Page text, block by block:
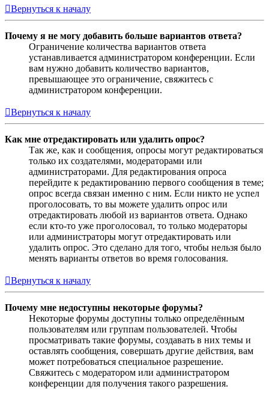
Вернуться к началу
Почему я не могу добавить больше вариантов ответа?
Ограничение количества вариантов ответа
устанавливается администратором конференции. Если
вам нужно добавить количество вариантов,
превышающее это ограничение, свяжитесь с
администратором конференции.
Вернуться к началу
Как мне отредактировать или удалить опрос?
Так же, как и сообщения, опросы могут редактироваться
только их создателями, модераторами или
администраторами. Для редактирования опроса
перейдите к редактированию первого сообщения в теме;
опрос всегда связан именно с ним. Если никто не успел
проголосовать, то вы можете удалить опрос или
отредактировать любой из вариантов ответа. Однако
если кто-то уже проголосовал, то только модераторы
или администраторы могут отредактировать или
удалить опрос. Это сделано для того, чтобы нельзя было
менять варианты ответов во время голосования.
Вернуться к началу
Почему мне недоступны некоторые форумы?
Некоторые форумы доступны только определённым
пользователям или группам пользователей. Чтобы
просматривать такие форумы, создавать в них темы и
оставлять сообщения, совершать другие действия, вам
может потребоваться специальное разрешение.
Свяжитесь с модератором или администратором
конференции для получения такого разрешения.